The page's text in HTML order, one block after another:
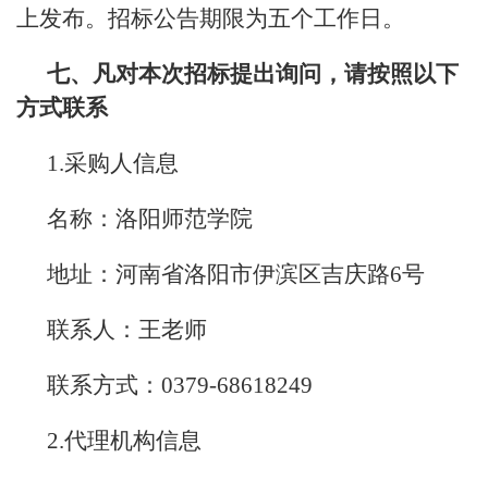
上发布。招标公告期限为五个工作日。
七、凡对本次招标提出询问，请按照以下
方式联系
1.采购人信息
名称：洛阳师范学院
地址：河南省洛阳市伊滨区吉庆路6号
联系人：王老师
联系方式：0379-68618249
2.代理机构信息